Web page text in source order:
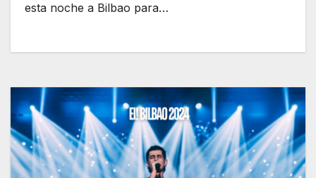
esta noche a Bilbao para…